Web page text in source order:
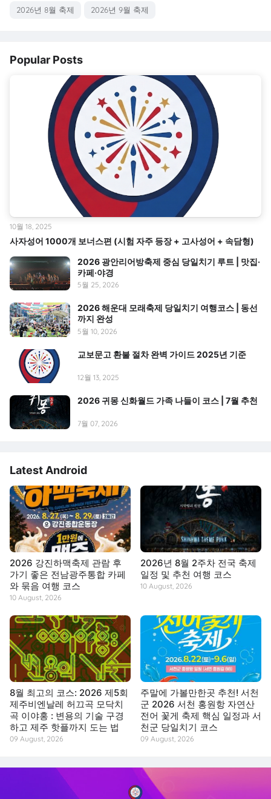
2026년 8월 축제 2026년 9월 축제
Popular Posts
사자성어 1000개 보너스편 (시험 자주 등장 + 고사성어 + 속담형)
10월 18, 2025
2026 광안리어방축제 중심 당일치기 루트 | 맛집·
카페·야경
5월 25, 2026
2026 해운대 모래축제 당일치기 여행코스 | 동선
까지 완성
5월 10, 2026
교보문고 환불 절차 완벽 가이드 2025년 기준
12월 13, 2025
2026 귀몽 신화월드 가족 나들이 코스 | 7월 추천
7월 07, 2026
Latest Android
2026 강진하맥축제 관람 후
가기 좋은 전남광주통합 카페
와 묶음 여행 코스
10 August, 2026
2026년 8월 2주차 전국 축제
일정 및 추천 여행 코스
10 August, 2026
8월 최고의 코스: 2026 제5회
제주비엔날레 허끄곡 모닥치
곡 이야홍 : 변용의 기술 구경
하고 제주 핫플까지 도는 법
09 August, 2026
주말에 가볼만한곳 추천! 서천
군 2026 서천 홍원항 자연산
전어 꽃게 축제 핵심 일정과 서
천군 당일치기 코스
09 August, 2026